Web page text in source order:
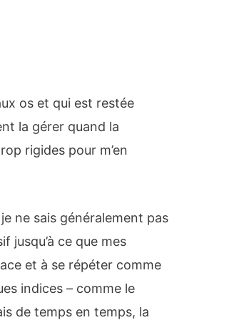
os et qui est restée
la gérer quand la
rigides pour m’en
ne sais généralement pas
jusqu’à ce que mes
et à se répéter comme
indices – comme le
de temps en temps, la